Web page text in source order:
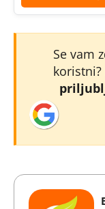
Se vam